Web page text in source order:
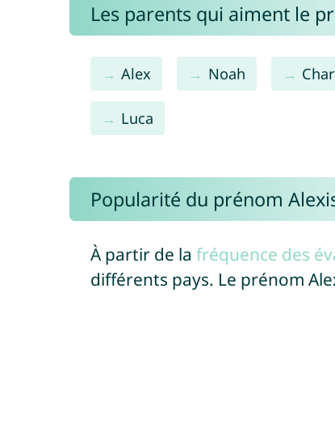
Les parents qui aiment le
Alex Noah
Luca
Popularité du prénom
À partir de la fréquence des
différents pays. Le prénom